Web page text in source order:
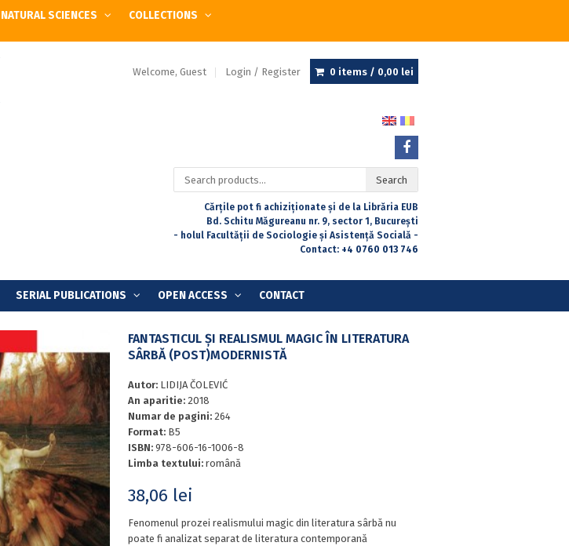
NATURAL SCIENCES COLLECTIONS
Welcome, Guest Login / Register 0 items / 0,00 lei
Search
for:
Search
Cărțile pot fi achiziționate și de la Librăria EUB
Bd. Schitu Măgureanu nr. 9, sector 1, București
- holul Facultății de Sociologie și Asistență Socială -
Contact: +4 0760 013 746
SERIAL PUBLICATIONS OPEN ACCESS CONTACT
FANTASTICUL ȘI REALISMUL MAGIC ÎN LITERATURA
SÂRBĂ (POST)MODERNISTĂ
Autor: LIDIJA ČOLEVIĆ
An aparitie: 2018
Numar de pagini: 264
Format: B5
ISBN: 978-606-16-1006-8
Limba textului: română
38,06 lei
Fenomenul prozei realismului magic din literatura sârbă nu
poate fi analizat separat de literatura contemporană